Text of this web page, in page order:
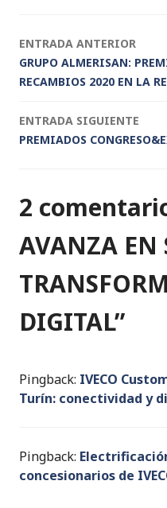
dI
n
b
o
o
k
r
p
p
Navegación
de
entradas
ENTRADA ANTERIOR
GRUPO ALMERISAN:
RECAMBIOS 2020 EN LA
ENTRADA SIGUIENTE
PREMIADOS
2
AVANZA EN
DIGITAL”
Pingback: IVECO
Turín: conectividad y
Pingback:
concesionarios de